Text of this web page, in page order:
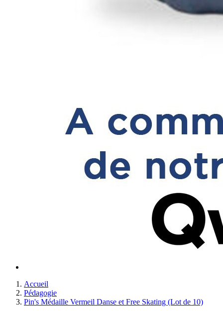
Accueil
Pédagogie
Pin's Médaille Vermeil Danse et Free Skating (Lot de 10)